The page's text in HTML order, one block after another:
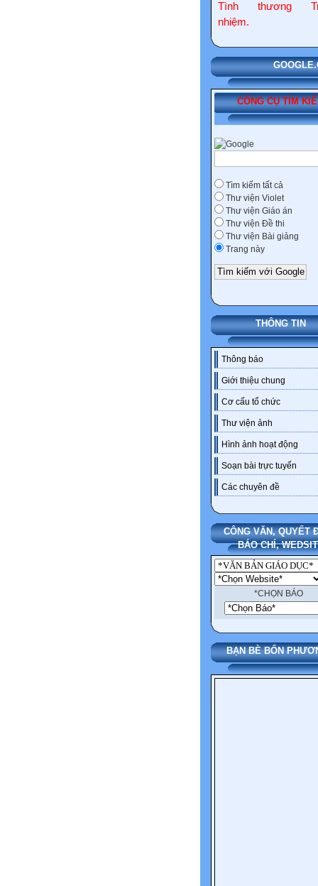
Tình thương
nhiệm.
GOOGLE.COM
CÔNG CỤ TÌM
Tìm kiếm tất cả
Thư viện Violet
Thư viện Giáo án
Thư viện Đề thi
Thư viện Bài giảng
Trang này
THÔNG TIN
Thông báo
Giới thiệu chung
Cơ cấu tổ chức
Thư viện ảnh
Hình ảnh hoạt động
Soạn bài trực tuyến
Các chuyên đề
CÔNG VĂN, QUYẾT
BÁO CHÍ,
*CHỌN BÁO
BẠN BÈ BỐN